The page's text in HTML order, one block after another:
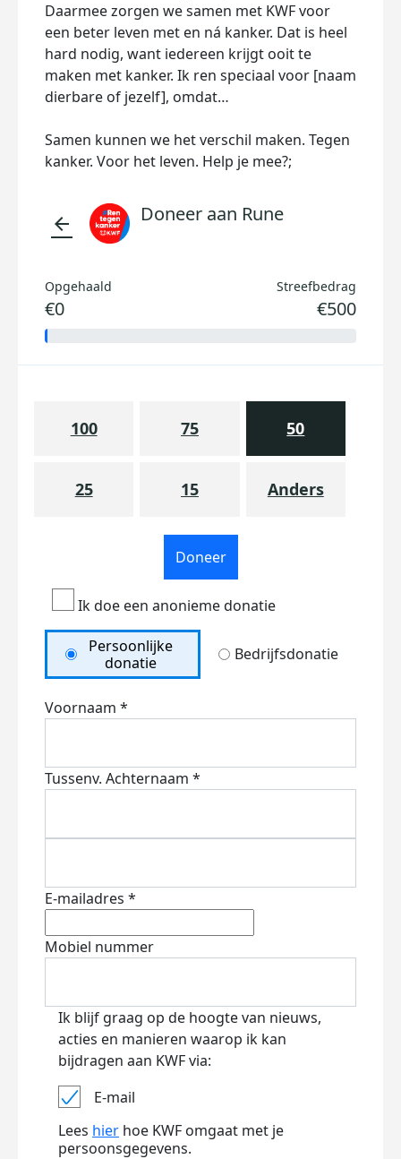
Daarmee zorgen we samen met KWF voor
een beter leven met en ná kanker. Dat is heel
hard nodig, want iedereen krijgt ooit te
maken met kanker. Ik ren speciaal voor [naam
dierbare of jezelf], omdat…
Samen kunnen we het verschil maken. Tegen
kanker. Voor het leven. Help je mee?;
arrow_back Doneer aan Rune
Opgehaald
€0
Streefbedrag
€500
100 75 50
25 15 Anders
Doneer
Ik doe een anonieme donatie
Persoonlijke
donatie
Bedrijfsdonatie
Voornaam *
Tussenv. Achternaam *
E-mailadres *
Mobiel nummer
Ik blijf graag op de hoogte van nieuws,
acties en manieren waarop ik kan
bijdragen aan KWF via:
E-mail
Lees hier hoe KWF omgaat met je
persoonsgegevens.